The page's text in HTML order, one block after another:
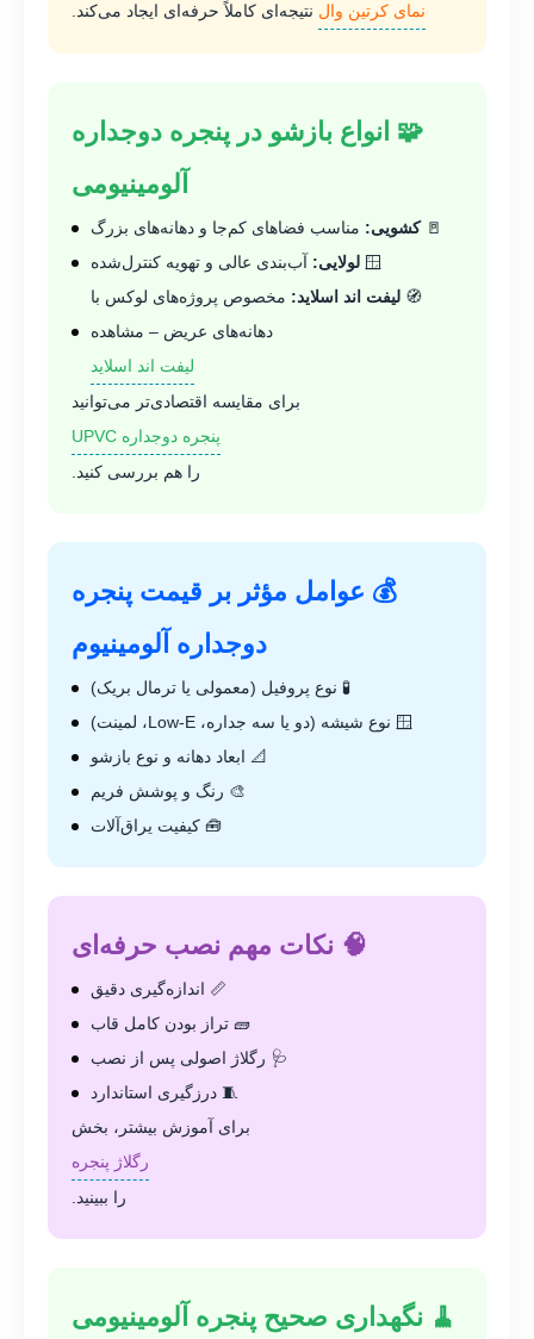
نمای کرتین وال نتیجه‌ای کاملاً حرفه‌ای ایجاد می‌کند.
🧩 انواع بازشو در پنجره دوجداره
آلومینیومی
🚪کشویی: مناسب فضاهای کم‌جا و دهانه‌های بزرگ
🪟 لولایی: آب‌بندی عالی و تهویه کنترل‌شده
🧭 لیفت اند اسلاید: مخصوص پروژه‌های لوکس با
دهانه‌های عریض – مشاهده
لیفت اند اسلاید
برای مقایسه اقتصادی‌تر می‌توانید
پنجره دوجداره UPVC
را هم بررسی کنید.
💰 عوامل مؤثر بر قیمت پنجره
دوجداره آلومینیوم
🧪 نوع پروفیل (معمولی یا ترمال بریک)
🪟 نوع شیشه (دو یا سه جداره، Low-E، لمینت)
📐 ابعاد دهانه و نوع بازشو
🎨 رنگ و پوشش فریم
🧰 کیفیت یراق‌آلات
🧠 نکات مهم نصب حرفه‌ای
📏 اندازه‌گیری دقیق
🧱 تراز بودن کامل قاب
🩺 رگلاژ اصولی پس از نصب
🧵 درزگیری استاندارد
برای آموزش بیشتر، بخش
رگلاژ پنجره
را ببینید.
🧹 نگهداری صحیح پنجره آلومینیومی